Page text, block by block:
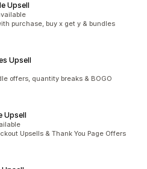
Upsell
purchase, buy x get y & bundles
Upsell
offers, quantity breaks & BOGO
Upsell
Upsells & Thank You Page Offers